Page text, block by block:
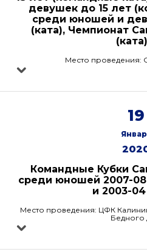
девушек до 15 лет
среди юношей и
(ката), Чемпионат
(ката)
Место проведения:
19
Командные Кубки
среди юношей 2007-08
и 2003-04
Место проведения: ЦФК
Бедного